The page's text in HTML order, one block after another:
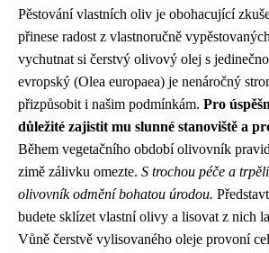
Pěstování vlastních oliv je obohacující
přinese radost z vlastnoručně
vychutnat si čerstvý olivový olej s
evropský (Olea europaea) je nenáročný
přizpůsobit i našim podmínkám. Pro
důležité zajistit mu slunné stanoviště a
Během vegetačního období olivovník
zimě zálivku omezte. S trochou péče a
olivovník odmění bohatou úrodou.
budete sklízet vlastní olivy a lisovat z nich
Vůně čerstvě vylisovaného oleje provoní